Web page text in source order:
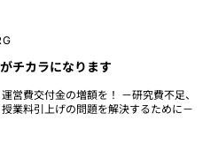
チカラになります
営費交付金の増額を！ －研究費不足、
業料引上げの問題を解決するために－